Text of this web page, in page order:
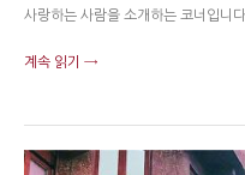
사랑하는 사람을 소개하는 코너입니
계속 읽기 →